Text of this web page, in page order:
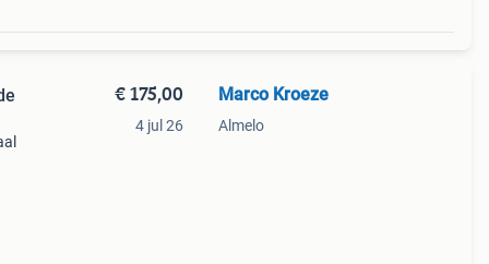
€ 175,00
4 jul 26
Marco Kroeze
Almelo